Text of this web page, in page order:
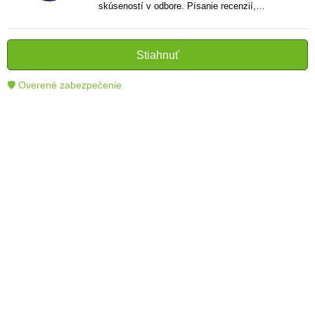
skúseností v odbore. Písanie recenzií,
informatívnych textov, ktoré pomáhajú
čitateľom lepšie porozumieť a využiť moderné
technológie.
Stiahnuť
🛡 Overené zabezpečenie